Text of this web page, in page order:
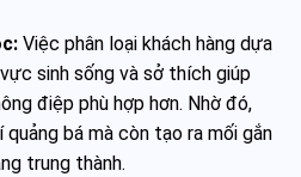
Việc phân loại khách hàng dựa
sinh sống và sở thích giúp
điệp phù hợp hơn. Nhờ đó,
bá mà còn tạo ra mối gắn
trung thành.